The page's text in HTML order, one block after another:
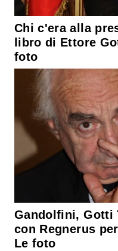
Chi c'era alla
libro di Ettore
foto
Gandolfini, Gotti
con Regnerus
Le foto